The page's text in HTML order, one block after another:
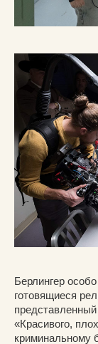
Берлингер
готовящиеся
«Красивого,
криминальному